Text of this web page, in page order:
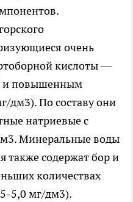
очень
кислоты —
и повышенным
дм3). По составу они
натриевые с
Минеральные воды
также содержат бор и
количествах
5,0 мг/дм3).